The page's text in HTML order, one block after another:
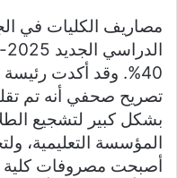
مصاريف الكليات في
40%. وقد أكدت
تصريح صحفي أنه تم
بشكل كبير لتشجيع
المؤسسة التعليمية،